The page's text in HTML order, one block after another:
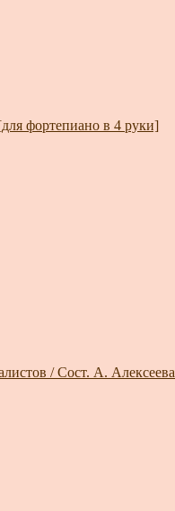
фортепиано в 4 руки]
/ Сост. А. Алексеева